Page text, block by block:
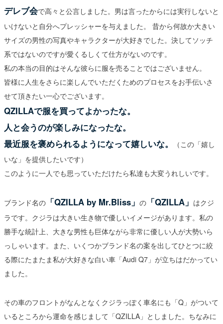
デレブ会で高々と公言しました。男は言ったからには実行しないと
いけないと自分へプレッシャーを与えました。 昔から何故か大きい
サイズの男性の写真やキャラクターが大好きでした。決してソッチ
系ではないのですが愛くるしくて仕方がないのです。
私の本当の目的はそんな彼らに服を売ることではございません。
皆様に人生をさらに楽しんでいただくためのプロセスをお手伝いさ
せて頂きたい一心でございます。
QZILLAで服を買ってよかったな。
人と会うのが楽しみになったな。
最近服を褒められるようになって嬉しいな。
（この「嬉し
いな」を提供したいです）
このように一人でも思っていただけたら私達も大変うれしいです。
ブランド名の 「QZILLA by Mr.Bliss」 の 「QZILLA」 はクジ
ラです。クジラは大きい生き物で優しいイメージがあります。私の
勝手な統計上、大きな男性も巨体ながら非常に優しい人が大勢いら
っしゃいます。また、いくつかブランド名の案を出してひとつに絞
る際にたまたま私が大好きな白い車「Audi Q7」が立ちはだかってい
ました。
その車のフロントがなんとなくクジラっぽく車名にも「Q」がついて
いるところから運命を感じまして「QZILLA」としました。ちなみに